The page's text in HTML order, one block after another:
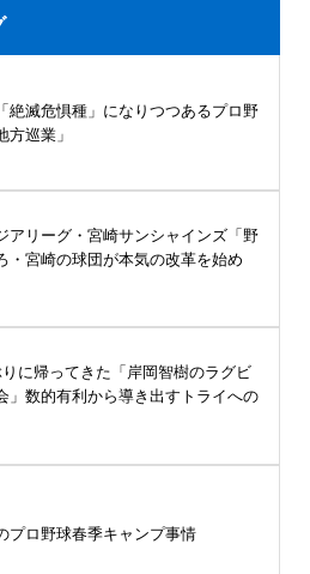
絶滅危惧種」になりつつあるプロ野
方巡業」
アリーグ・宮崎サンシャインズ「野
・宮崎の球団が本気の改革を始め
に帰ってきた「岸岡智樹のラグビ
」数的有利から導き出すトライへの
プロ野球春季キャンプ事情